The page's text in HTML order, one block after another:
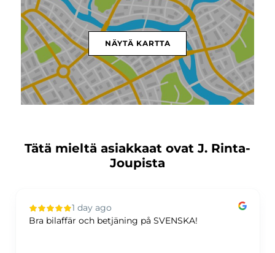
NÄYTÄ KARTTA
Tätä mieltä asiakkaat ovat J. Rinta-
Joupista
1 day ago
Bra bilaffär och betjäning på SVENSKA!